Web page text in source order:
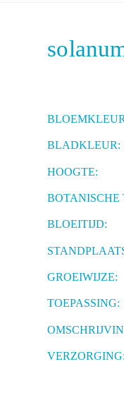
BLADKLEUR:
HOOGTE:
BOTANISCHE
BLOEITIJD:
GROEIWIJZE:
TOEPASSING:
VERZORGING: